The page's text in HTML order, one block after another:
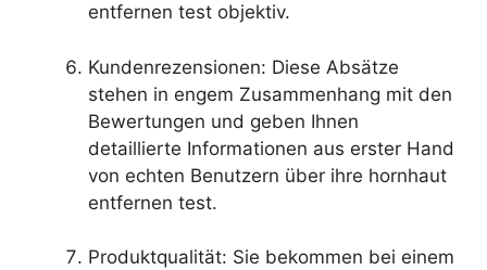
entfernen test objektiv.
Kundenrezensionen: Diese Absätze
stehen in engem Zusammenhang mit den
Bewertungen und geben Ihnen
detaillierte Informationen aus erster Hand
von echten Benutzern über ihre hornhaut
entfernen test.
Produktqualität: Sie bekommen bei einem